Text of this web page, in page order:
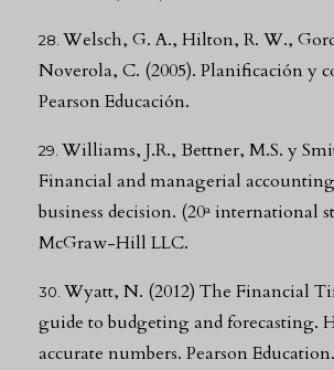
Welsch, G. A., Hilton, R. W.,
Noverola, C. (2005). Planificación y
Pearson Educación.
Williams, J.R., Bettner, M.S. y
Financial and managerial
business decision. (20ª international
McGraw-Hill LLC.
Wyatt, N. (2012) The Financial
guide to budgeting and forecasting.
accurate numbers. Pearson Education.